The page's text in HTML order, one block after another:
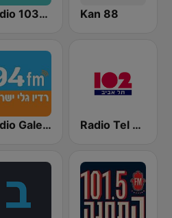
Radio 103FM Kan 88
Radio Galey Israel (רדיו גלי ישראל) Radio Tel Aviv 102FM (רדיו תל אביב)